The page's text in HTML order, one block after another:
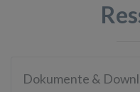
Dokumente &